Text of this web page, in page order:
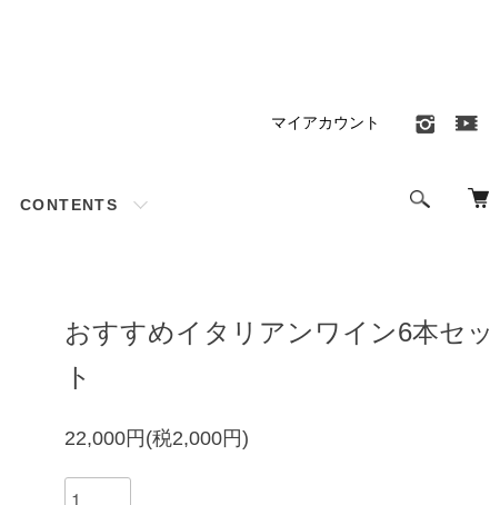
CONTENTS
マイアカウント
おすすめイタリアンワイン6本セッ
ト
22,000円(税2,000円)